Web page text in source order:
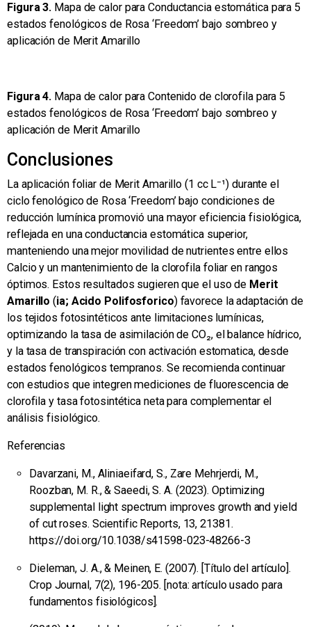
Figura 3. Mapa de calor para Conductancia estomática para 5
estados fenológicos de Rosa ‘Freedom’ bajo sombreo y
aplicación de Merit Amarillo
Figura 4. Mapa de calor para Contenido de clorofila para 5
estados fenológicos de Rosa ‘Freedom’ bajo sombreo y
aplicación de Merit Amarillo
Conclusiones
La aplicación foliar de Merit Amarillo (1 cc L⁻¹) durante el
ciclo fenológico de Rosa ‘Freedom’ bajo condiciones de
reducción lumínica promovió una mayor eficiencia fisiológica,
reflejada en una conductancia estomática superior,
manteniendo una mejor movilidad de nutrientes entre ellos
Calcio y un mantenimiento de la clorofila foliar en rangos
óptimos. Estos resultados sugieren que el uso de Merit
Amarillo (ia; Acido Polifosforico) favorece la adaptación de
los tejidos fotosintéticos ante limitaciones lumínicas,
optimizando la tasa de asimilación de CO₂, el balance hídrico,
y la tasa de transpiración con activación estomatica, desde
estados fenológicos tempranos. Se recomienda continuar
con estudios que integren mediciones de fluorescencia de
clorofila y tasa fotosintética neta para complementar el
análisis fisiológico.
Referencias
Davarzani, M., Aliniaeifard, S., Zare Mehrjerdi, M.,
Roozban, M. R., & Saeedi, S. A. (2023). Optimizing
supplemental light spectrum improves growth and yield
of cut roses. Scientific Reports, 13, 21381.
https://doi.org/10.1038/s41598-023-48266-3
Dieleman, J. A., & Meinen, E. (2007). [Título del artículo].
Crop Journal, 7(2), 196-205. [nota: artículo usado para
fundamentos fisiológicos].